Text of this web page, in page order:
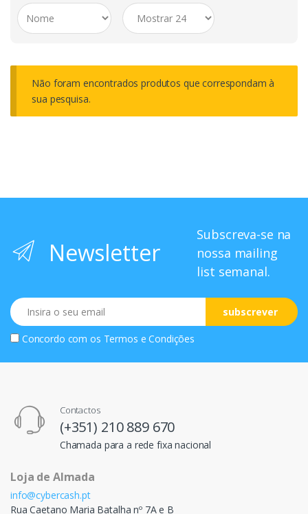
Não foram encontrados produtos que correspondam à
sua pesquisa.
Newsletter
Subscreva-se na
nossa mailing
list semanal.
Email
subscrever
Concordo com os Termos e Condições
Contactos
(+351) 210 889 670
Chamada para a rede fixa nacional
Loja de Almada
info@cybercash.pt
Rua Caetano Maria Batalha nº 7A e B